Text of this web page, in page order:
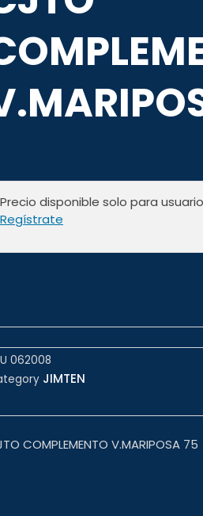
Precio disponible solo para
Regístrate
062008
JIMTEN
COMPLEMENTO V.MARIPOSA 75